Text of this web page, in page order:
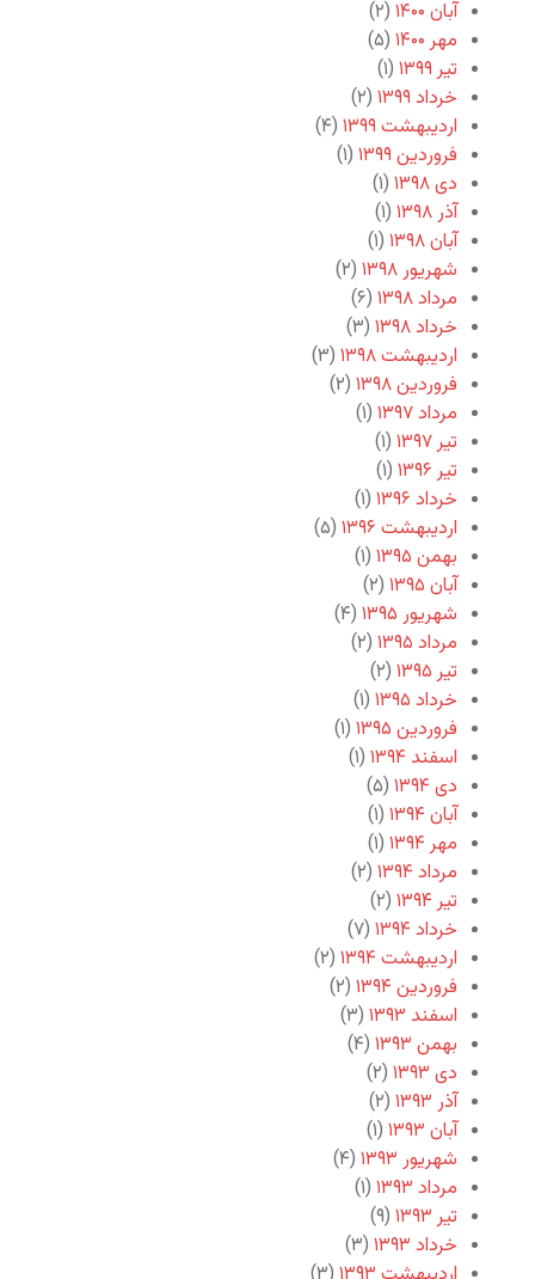
آبان ۱۴۰۰
(۲)
مهر ۱۴۰۰
(۵)
تیر ۱۳۹۹
(۱)
خرداد ۱۳۹۹
(۲)
اردیبهشت ۱۳۹۹
(۴)
فروردین ۱۳۹۹
(۱)
دی ۱۳۹۸
(۱)
آذر ۱۳۹۸
(۱)
آبان ۱۳۹۸
(۱)
شهریور ۱۳۹۸
(۲)
مرداد ۱۳۹۸
(۶)
خرداد ۱۳۹۸
(۳)
اردیبهشت ۱۳۹۸
(۳)
فروردین ۱۳۹۸
(۲)
مرداد ۱۳۹۷
(۱)
تیر ۱۳۹۷
(۱)
تیر ۱۳۹۶
(۱)
خرداد ۱۳۹۶
(۱)
اردیبهشت ۱۳۹۶
(۵)
بهمن ۱۳۹۵
(۱)
آبان ۱۳۹۵
(۲)
شهریور ۱۳۹۵
(۴)
مرداد ۱۳۹۵
(۲)
تیر ۱۳۹۵
(۲)
خرداد ۱۳۹۵
(۱)
فروردین ۱۳۹۵
(۱)
اسفند ۱۳۹۴
(۱)
دی ۱۳۹۴
(۵)
آبان ۱۳۹۴
(۱)
مهر ۱۳۹۴
(۱)
مرداد ۱۳۹۴
(۲)
تیر ۱۳۹۴
(۲)
خرداد ۱۳۹۴
(۷)
اردیبهشت ۱۳۹۴
(۲)
فروردین ۱۳۹۴
(۲)
اسفند ۱۳۹۳
(۳)
بهمن ۱۳۹۳
(۴)
دی ۱۳۹۳
(۲)
آذر ۱۳۹۳
(۲)
آبان ۱۳۹۳
(۱)
شهریور ۱۳۹۳
(۴)
مرداد ۱۳۹۳
(۱)
تیر ۱۳۹۳
(۹)
خرداد ۱۳۹۳
(۳)